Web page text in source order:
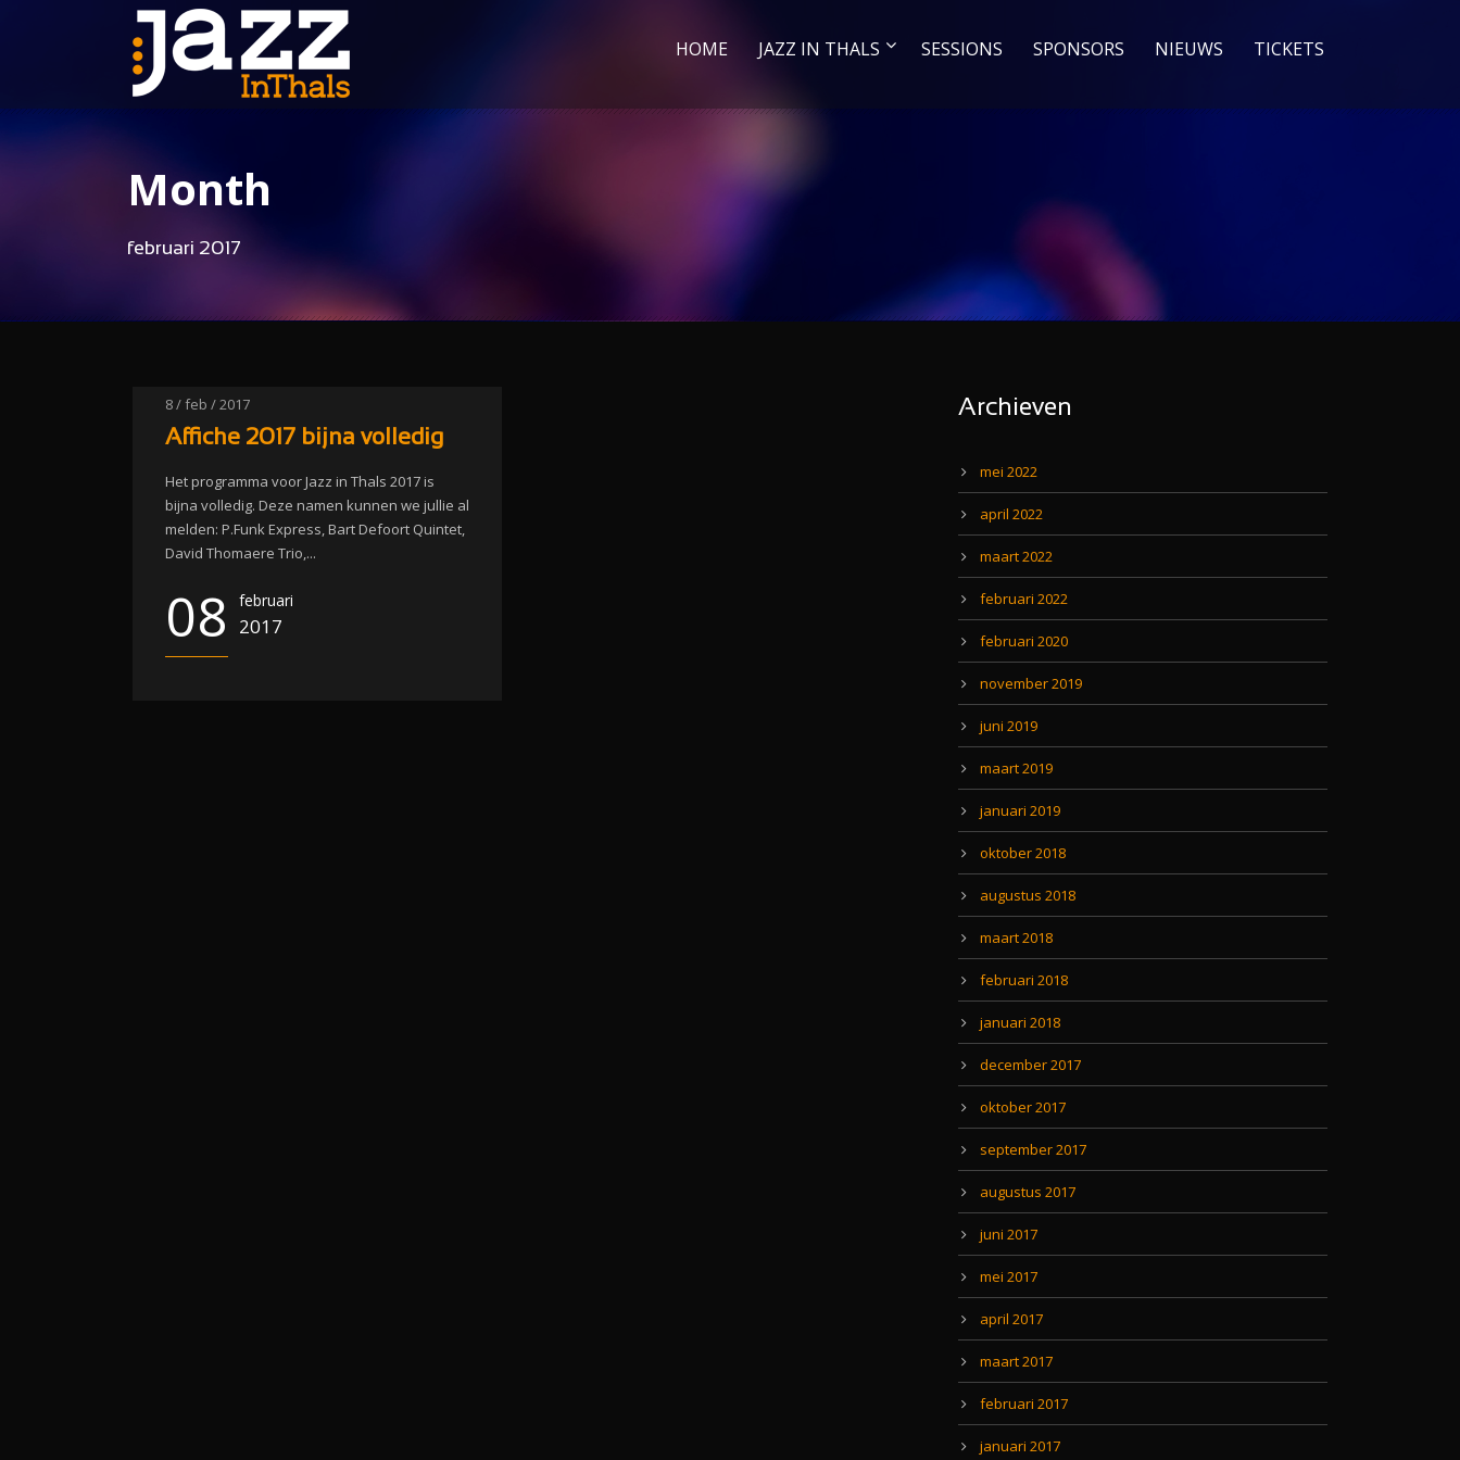
HOME JAZZ IN THALS SESSIONS SPONSORS NIEUWS TICKETS
Month
februari 2017
8 / feb / 2017
Affiche 2017 bijna volledig
Het programma voor Jazz in Thals 2017 is
bijna volledig. Deze namen kunnen we jullie al
melden: P.Funk Express, Bart Defoort Quintet,
David Thomaere Trio,...
08 februari
2017
Archieven
mei 2022
april 2022
maart 2022
februari 2022
februari 2020
november 2019
juni 2019
maart 2019
januari 2019
oktober 2018
augustus 2018
maart 2018
februari 2018
januari 2018
december 2017
oktober 2017
september 2017
augustus 2017
juni 2017
mei 2017
april 2017
maart 2017
februari 2017
januari 2017